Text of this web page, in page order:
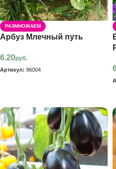
РАЗМНОЖАЕМ
Арбуз Млечный путь
6.20руб.
Артикул: 96004